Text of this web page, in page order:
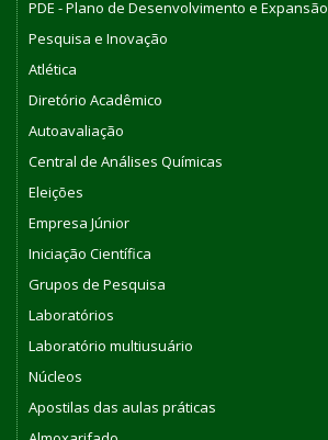
PDE - Plano de Desenvolvimento e Expansão
Pesquisa e Inovação
Atlética
Diretório Acadêmico
Autoavaliação
Central de Análises Químicas
Eleições
Empresa Júnior
Iniciação Científica
Grupos de Pesquisa
Laboratórios
Laboratório multiusuário
Núcleos
Apostilas das aulas práticas